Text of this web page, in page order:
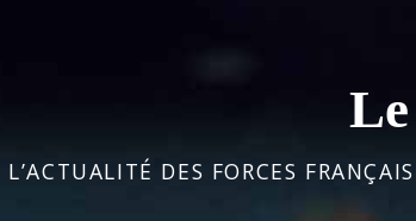
DES FORCES